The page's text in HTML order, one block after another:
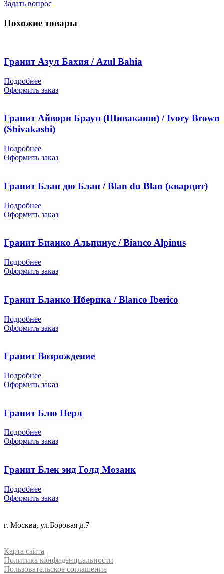
Задать вопрос
Похожие товары
Гранит Азул Бахия / Azul Bahia
Подробнее
Оформить заказ
Гранит Айвори Браун (Шивакаши) / Ivory Brown
(Shivakashi)
Подробнее
Оформить заказ
Гранит Блан дю Блан / Blan du Blan (кварцит)
Подробнее
Оформить заказ
Гранит Бианко Альпинус / Bianco Alpinus
Подробнее
Оформить заказ
Гранит Бланко Иберика / Blanco Iberico
Подробнее
Оформить заказ
Гранит Возрождение
Подробнее
Оформить заказ
Гранит Блю Перл
Подробнее
Оформить заказ
Гранит Блек энд Голд Мозаик
Подробнее
Оформить заказ
г. Москва, ул.Боровая д.7
Карта сайта
Политика конфиденциальности
Пользовательское соглашение